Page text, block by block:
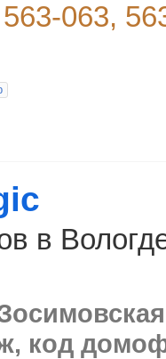
063,
в
код